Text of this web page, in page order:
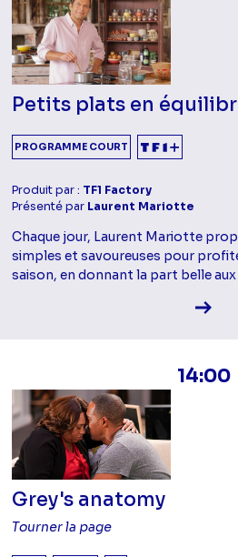
Petits plats en
PROGRAMME COURT
Produit par : TF1 Factory
Présenté par Laurent Mariotte
Chaque jour, Laurent Mariotte
simples et savoureuses pour
saison, en donnant la part belle
Voir
14:00
Grey's anatomy
Tourner la page